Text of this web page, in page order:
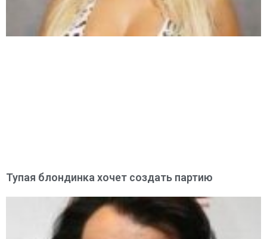
Тупая блондинка хочет создать партию